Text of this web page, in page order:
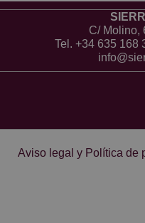
The home comes with
and a large open plan
Water deposit with
C/ Molino,
Tel. +34 635 168
Aviso legal y Política de